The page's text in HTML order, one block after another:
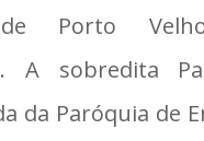
Porto
A sobredita
da Paróquia de